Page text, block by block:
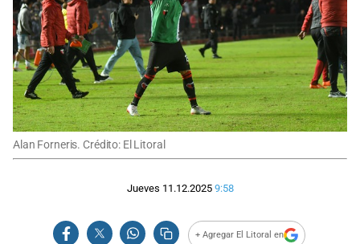
Alan Forneris. Crédito: El Litoral
Jueves 11.12.2025 9:58
+ Agregar El Litoral en